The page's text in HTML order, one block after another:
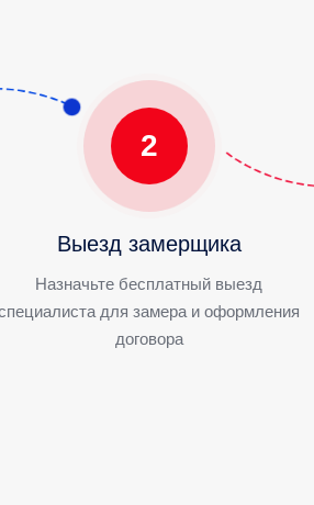
2
Выезд замерщика
Назначьте бесплатный выезд
для замера и оформления
договора